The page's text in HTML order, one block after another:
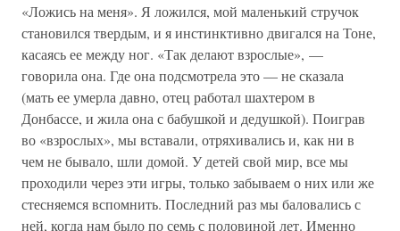
«Ложись на меня». Я ложился, мой маленький стручок
становился твердым, и я инстинктивно двигался на Тоне,
касаясь ее между ног. «Так делают взрослые», —
говорила она. Где она подсмотрела это — не сказала
(мать ее умерла давно, отец работал шахтером в
Донбассе, и жила она с бабушкой и дедушкой). Поиграв
во «взрослых», мы вставали, отряхивались и, как ни в
чем не бывало, шли домой. У детей свой мир, все мы
проходили через эти игры, только забываем о них или же
стесняемся вспомнить. Последний раз мы баловались с
ней, когда нам было по семь с половиной лет. Именно